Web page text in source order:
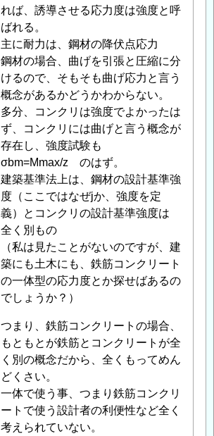
断
面
耐
力、
応
力
度
に
つ
い
て」
へ
の
返
信
れば、誘導させる応力度は強度と呼
ばれる。
主に耐力は、鋼材の降伏点応力
鋼材の場合、曲げを引張と圧縮に分
けるので、そもそも曲げ応力と言う
概念があるかどうかわからない。
多分、コンクリは強度でよかったは
ず、コンクリには曲げと言う概念が
存在し、強度試験も
σbm=Mmax/z のはず。
建築基準法上は、鋼材の設計基準強
度（ここではなぜjか、強度を定
義）とコンクリの設計基準強度は
全く別もの
（私は見たことがないのですが、建
築にも土木にも、鉄筋コンクリート
の一体型の応力度とか探せばあるの
でしょうか？）
つまり、鉄筋コンクリートの場合、
もともとが鉄筋とコンクリートが全
く別の概念だから、全くもってめん
どくさい。
一体で使う事、つまり鉄筋コンクリ
ートで使う設計者の利便性など全く
考えられていない。